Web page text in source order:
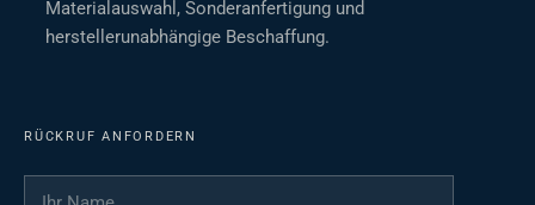
Materialauswahl, Sonderanfertigung und
herstellerunabhängige Beschaffung.
RÜCKRUF ANFORDERN
Ihr Name